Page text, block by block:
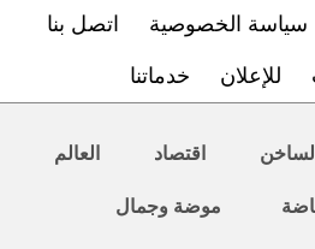
سياسة الخصوصية اتصل بنا
للإعلان خدماتنا
اقتصاد العالم
موضة وجمال